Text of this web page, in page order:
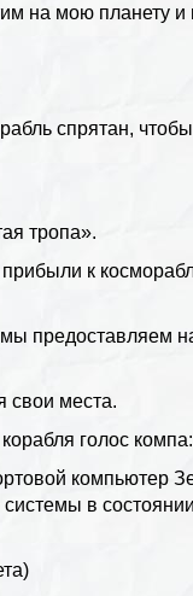
на мою планету и
спрятан,
тропа».
к
предоставляем
свои места.
голос компа:
компьютер
в